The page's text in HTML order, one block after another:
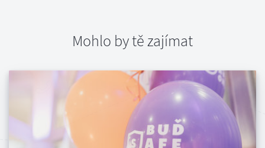
Mohlo by tě zajímat